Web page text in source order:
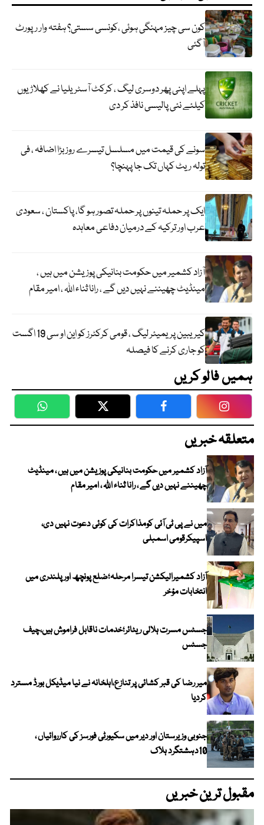
کون سی چیز مہنگی ہوئی ،کونسی سستی؟ ہفتہ وار رپورٹ
آگئی
پہلے اپنی پھر دوسری لیگ ، کرکٹ آسٹریلیا نے کھلاڑیوں
کیلئے نئی پالیسی نافذ کر دی
سونے کی قیمت میں مسلسل تیسرے روز بڑا اضافہ ، فی
تولہ ریٹ کہاں تک جا پہنچا؟
ایک پر حملہ تینوں پر حملہ تصور ہو گا، پاکستان ، سعودی
عرب اور ترکیہ کے درمیان دفاعی معاہدہ
آزاد کشمیر میں حکومت بنانیکی پوزیشن میں ہیں ،
مینڈیٹ چھیننے نہیں دیں گے ، رانا ثناء اللہ ، امیر مقام
کیریبین پریمیئر لیگ ، قومی کرکٹرز کو این او سی 19 اگست
کو جاری کرنے کا فیصلہ
ہمیں فالو کریں
WhatsApp Twitter Facebook
متعلقہ خبریں
آزاد کشمیر میں حکومت بنانیکی پوزیشن میں ہیں ، مینڈیٹ
چھیننے نہیں دیں گے ، رانا ثناء اللہ ، امیر مقام
میں نے پی ٹی آئی کومذاکرات کی کوئی دعوت نہیں دی،
اسپیکرقومی اسمبلی
آزاد کشمیرالیکشن تیسرا مرحلہ؛ضلع پونچھ اور پلندری میں
انتخابات مؤخر
جسٹس مسرت ہلالی ریٹائر؛خدمات ناقابل فراموش ہیں،چیف
جسٹس
میر رضا کی قبر کشائی پر تنازع،اہلخانہ نے نیا میڈیکل بورڈ مسترد
کردیا
جنوبی وزیرستان اور دیر میں سکیورٹی فورسز کی کارروائیاں ،
10دہشتگرد ہلاک
مقبول ترین خبریں